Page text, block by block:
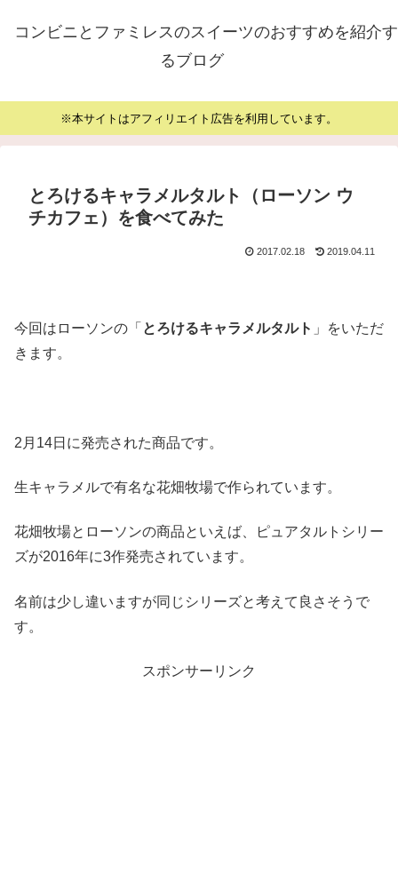
コンビニとファミレスのスイーツのおすすめを紹介す
るブログ
※本サイトはアフィリエイト広告を利用しています。
とろけるキャラメルタルト（ローソン ウ
チカフェ）を食べてみた
2017.02.18 2019.04.11
今回はローソンの「 とろけるキャラメルタルト 」をいただ
きます。
2月14日に発売された商品です。
生キャラメルで有名な花畑牧場で作られています。
花畑牧場とローソンの商品といえば、ピュアタルトシリー
ズが2016年に3作発売されています。
名前は少し違いますが同じシリーズと考えて良さそうで
す。
スポンサーリンク